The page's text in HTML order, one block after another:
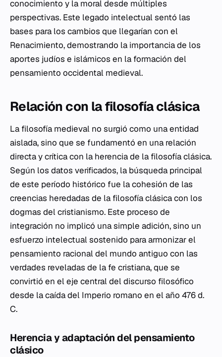
conocimiento y la moral desde múltiples
perspectivas. Este legado intelectual sentó las
bases para los cambios que llegarían con el
Renacimiento, demostrando la importancia de los
aportes judíos e islámicos en la formación del
pensamiento occidental medieval.
Relación con la filosofía clásica
La filosofía medieval no surgió como una entidad
aislada, sino que se fundamentó en una relación
directa y crítica con la herencia de la filosofía clásica.
Según los datos verificados, la búsqueda principal
de este período histórico fue la cohesión de las
creencias heredadas de la filosofía clásica con los
dogmas del cristianismo. Este proceso de
integración no implicó una simple adición, sino un
esfuerzo intelectual sostenido para armonizar el
pensamiento racional del mundo antiguo con las
verdades reveladas de la fe cristiana, que se
convirtió en el eje central del discurso filosófico
desde la caída del Imperio romano en el año 476 d.
C.
Herencia y adaptación del pensamiento
clásico